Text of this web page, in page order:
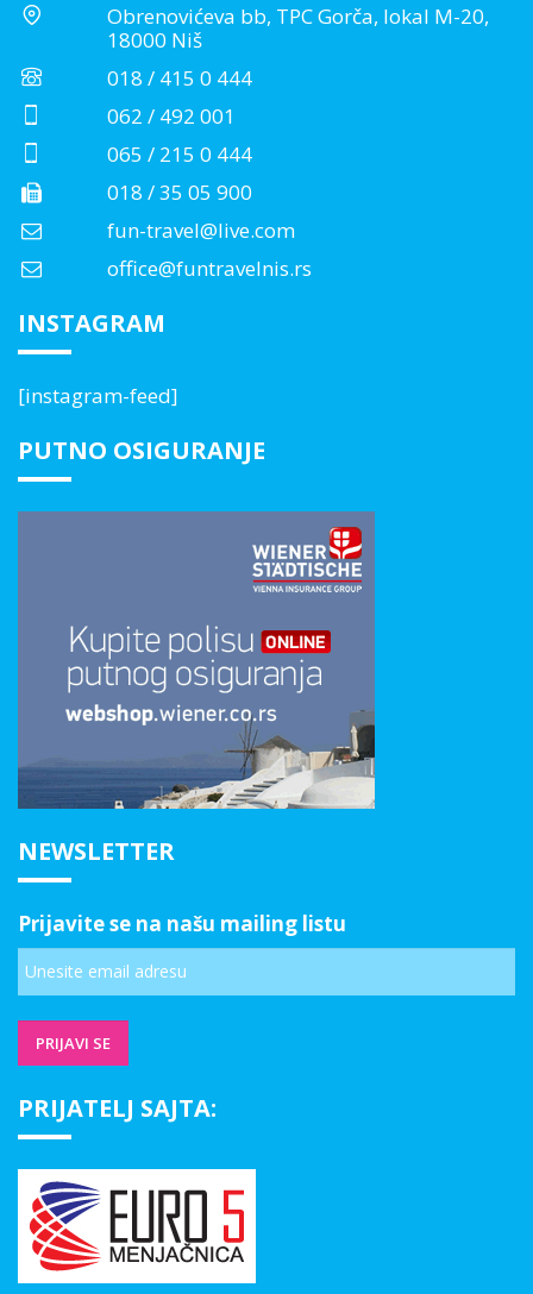
Obrenovićeva bb, TPC Gorča, lokal M-20,
18000 Niš
018 / 415 0 444
062 / 492 001
065 / 215 0 444
018 / 35 05 900
fun-travel@live.com
office@funtravelnis.rs
INSTAGRAM
[instagram-feed]
PUTNO OSIGURANJE
NEWSLETTER
Prijavite se na našu mailing listu
PRIJATELJ SAJTA: